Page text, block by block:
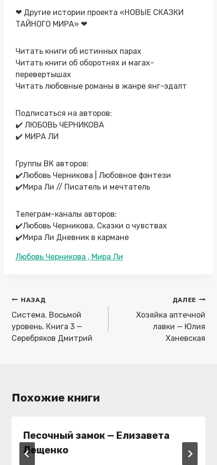
❤ Другие истории проекта «НОВЫЕ СКАЗКИ
ТАЙНОГО МИРА» ❤
Читать книги об истинных парах
Читать книги об оборотнях и магах-
перевертышах
Читать любовные романы в жанре янг-эдалт
Подписаться на авторов:
✔️ ЛЮБОВЬ ЧЕРНИКОВА
✔️ МИРА ЛИ
Группы ВК авторов:
✔️Любовь Черникова | Любовное фэнтези
✔️Мира Ли // Писатель и мечтатель
Телеграм-каналы авторов:
✔️Любовь Черникова. Сказки о чувствах
✔️Мира Ли Дневник в кармане
Метки
Любовь Черникова , Мира Ли
Навигация
по
записям
НАЗАД
Система. Восьмой
уровень. Книга 3 —
Серебряков Дмитрий
ДАЛЕЕ
Хозяйка аптечной
лавки — Юлия
Ханевская
Похожие книги
Песочный замок — Елизавета
Лещенко